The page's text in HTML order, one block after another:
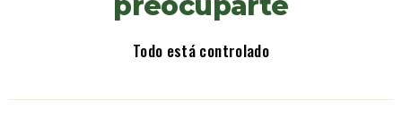
Todo está controlado